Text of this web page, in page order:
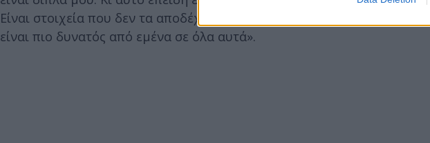
Είναι στοιχεία που δεν τα αποδέχονται εύκολα οι άντρες. Οπότε για
είναι πιο δυνατός από εμένα σε όλα αυτά».